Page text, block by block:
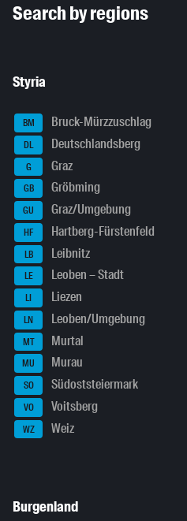
Search by regions
Styria
BM Bruck-Mürzzuschlag
DL Deutschlandsberg
G Graz
GB Gröbming
GU Graz/Umgebung
HF Hartberg-Fürstenfeld
LB Leibnitz
LE Leoben – Stadt
LI Liezen
LN Leoben/Umgebung
MT Murtal
MU Murau
SO Südoststeiermark
VO Voitsberg
WZ Weiz
Burgenland